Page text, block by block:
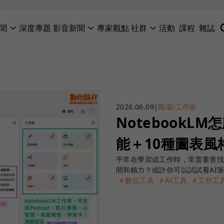
深度專題 影音新聞 專家觀點社群 活動 課程 雜誌
2026.06.09 |職場/工作術
NotebookLM怎
能＋10種圖表風
平常在學習或工作時，常需要查
間和精力？或許你可以試試看AI
＃數位工具 ＃AI工具 ＃工作工